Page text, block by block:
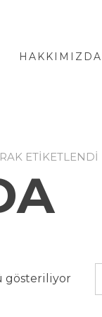
HAKKIMIZDA
ETIKETLENDI
gösteriliyor